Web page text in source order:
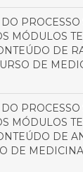
MÓDULOS
DE
DE
MÓDULOS
DE
DE